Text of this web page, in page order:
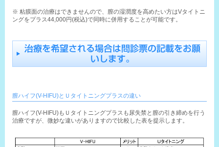
※ 粘膜面の治療はできませんので、膣の湿潤度を高めたい方はVタイトニ
ングをプラス44,000円(税込)で同時に併用することが可能です。
治療を希望される場合は問診票の記載をお願
いします。
膣ハイフ(V-HIFU)とＵタイトニングプラスの違い
膣ハイフ(V-HIFU)もＵタイトニングプラスも尿失禁と膣の引き締めを行う
治療ですが、微妙な違いがありますので比較した表を提示します。